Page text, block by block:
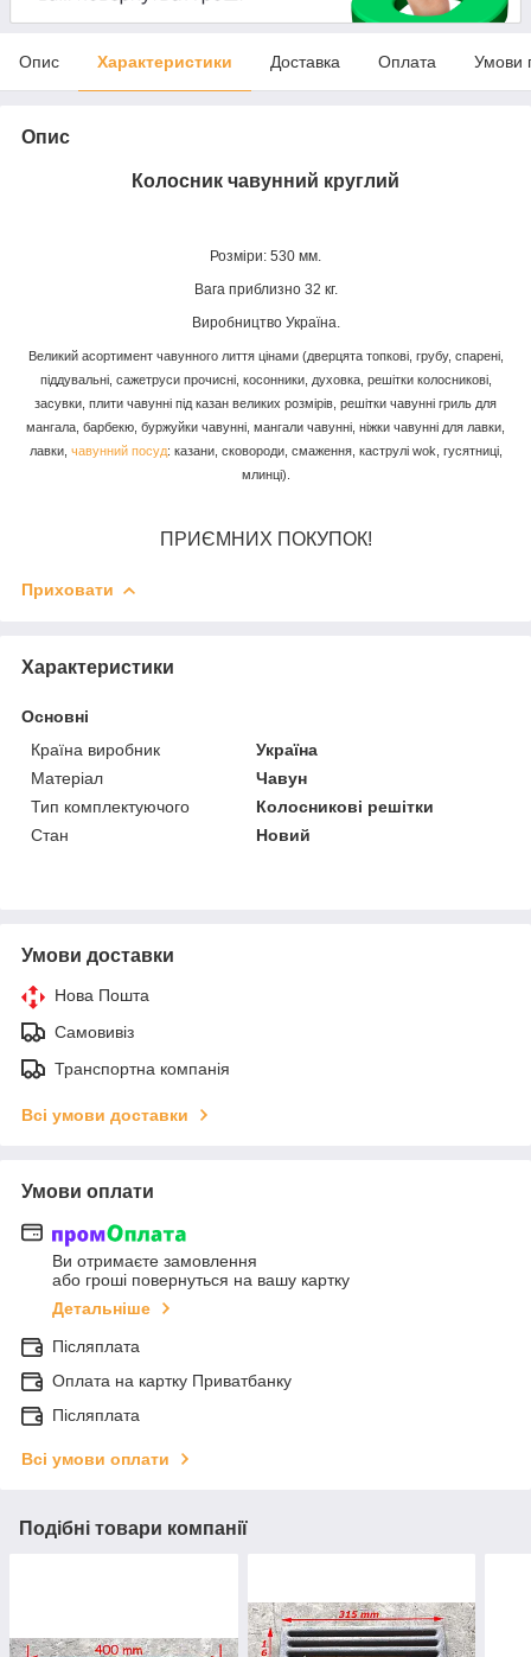
Опис Характеристики Доставка Оплата Умови
Опис
Колосник чавунний круглий
Розміри: 530 мм.
Вага приблизно 32 кг.
Виробництво Україна.
Великий асортимент чавунного лиття цінами (дверцята топкові, грубу, спарені,
піддувальні, сажетруси прочисні, косонники, духовка, решітки колосникові,
засувки, плити чавунні під казан великих розмірів, решітки чавунні гриль для
мангала, барбекю, буржуйки чавунні, мангали чавунні, ніжки чавунні для лавки,
лавки, чавунний посуд: казани, сковороди, смаження, каструлі wok, гусятниці,
млинці).
ПРИЄМНИХ ПОКУПОК!
Приховати
Характеристики
Основні
Країна виробник
Україна
Матеріал
Чавун
Тип комплектуючого
Колосникові решітки
Стан
Новий
Умови доставки
Нова Пошта
Самовивіз
Транспортна компанія
Всі умови доставки
Умови оплати
Ви отримаєте замовлення
або гроші повернуться на вашу картку
Детальніше
Післяплата
Оплата на картку Приватбанку
Післяплата
Всі умови оплати
Подібні товари компанії